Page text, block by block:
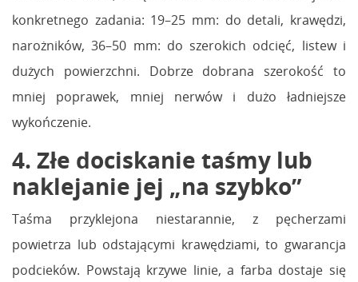
konkretnego zadania: 19–25 mm: do detali, krawędzi,
narożników, 36–50 mm: do szerokich odcięć, listew i
dużych powierzchni. Dobrze dobrana szerokość to
mniej poprawek, mniej nerwów i dużo ładniejsze
wykończenie.
4. Złe dociskanie taśmy lub
naklejanie jej „na szybko”
Taśma przyklejona niestarannie, z pęcherzami
powietrza lub odstającymi krawędziami, to gwarancja
podcieków. Powstają krzywe linie, a farba dostaje się